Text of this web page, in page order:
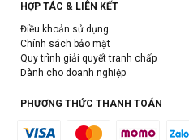
HỢP TÁC & LIÊN KẾT
Điều khoản sử dụng
Chính sách bảo mật
Quy trình giải quyết tranh chấp
Dành cho doanh nghiệp
PHƯƠNG THỨC THANH TOÁN